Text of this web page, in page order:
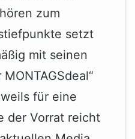
zum
setzt
mit seinen
für eine
der Vorrat reicht